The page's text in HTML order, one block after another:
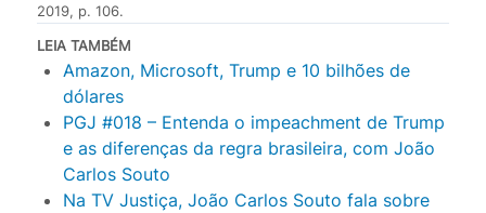
2019, p. 106.
LEIA TAMBÉM
Amazon, Microsoft, Trump e 10 bilhões de
dólares
PGJ #018 – Entenda o impeachment de Trump
e as diferenças da regra brasileira, com João
Carlos Souto
Na TV Justiça, João Carlos Souto fala sobre